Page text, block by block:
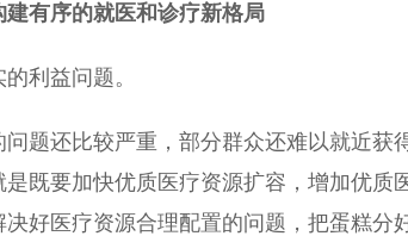
有序的就医和诊疗新格局
利益问题。
还比较严重，部分群众还难以就近获
既要加快优质医疗资源扩容，增加优质
好医疗资源合理配置的问题，把蛋糕分好